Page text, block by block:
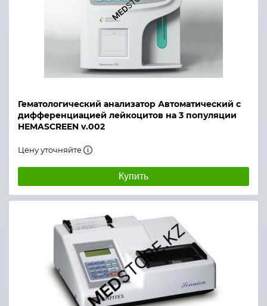
Гематологический анализатор Автоматический с
дифференциацией лейкоцитов на 3 популяции
HEMASCREEN v.002
Цену уточняйте
Купить